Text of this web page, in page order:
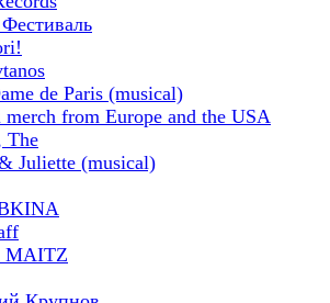
de Paris (musical)
from Europe and the USA
The
Juliette (musical)
MAITZ